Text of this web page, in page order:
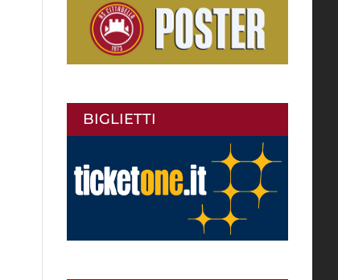
BIGLIETTI